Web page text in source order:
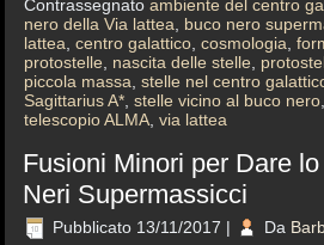
Contrassegnato ambiente del centro
nero della Via lattea
buco nero
lattea ,centro galattico ,cosmologia ,
protostelle
nascita delle stelle
piccola massa ,stelle nel centro
Sagittarius A* ,stelle vicino al buco nero
telescopio ALMA ,via lattea
Fusioni Minori per Dare
Neri Supermassicci
Pubblicato 13/11/2017 | Da